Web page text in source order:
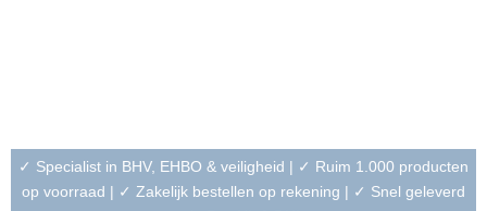
✓ Specialist in BHV, EHBO & veiligheid | ✓ Ruim 1.000 producten
op voorraad | ✓ Zakelijk bestellen op rekening | ✓ Snel geleverd